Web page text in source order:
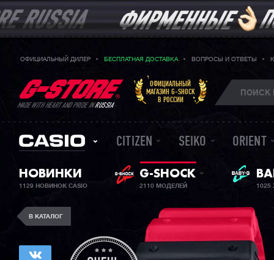
ОФИЦИАЛЬНЫЙ ДИЛЕР БЕСПЛАТНАЯ ДОСТАВКА ВОПРОСЫ И ОТВЕТЫ
MADE WITH HEART AND PRIDE INRUSSIA
ОФИЦИАЛЬНЫЙ
МАГАЗИН G-SHOCK
В РОССИИ
CITIZEN SEIKO ORIENT
НОВИНКИ
1129 НОВИНОК CASIO
G-SHOCK
2110 МОДЕЛЕЙ
В КАТАЛОГ